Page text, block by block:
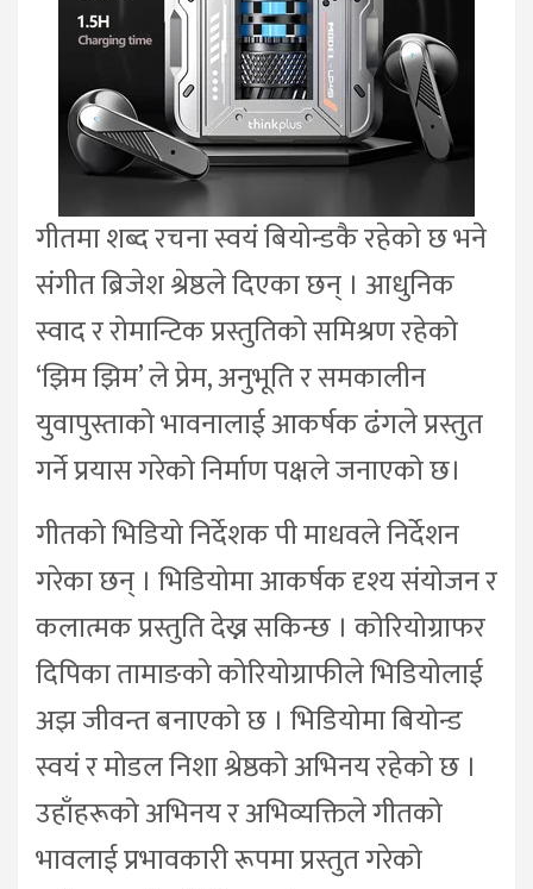
गीतमा शब्द रचना स्वयं बियोन्डकै रहेको छ भने
संगीत ब्रिजेश श्रेष्ठले दिएका छन् । आधुनिक
स्वाद र रोमान्टिक प्रस्तुतिको समिश्रण रहेको
‘झिम झिम’ ले प्रेम, अनुभूति र समकालीन
युवापुस्ताको भावनालाई आकर्षक ढंगले प्रस्तुत
गर्ने प्रयास गरेको निर्माण पक्षले जनाएको छ।
गीतको भिडियो निर्देशक पी माधवले निर्देशन
गरेका छन् । भिडियोमा आकर्षक दृश्य संयोजन र
कलात्मक प्रस्तुति देख्न सकिन्छ । कोरियोग्राफर
दिपिका तामाङको कोरियोग्राफीले भिडियोलाई
अझ जीवन्त बनाएको छ । भिडियोमा बियोन्ड
स्वयं र मोडल निशा श्रेष्ठको अभिनय रहेको छ ।
उहाँहरूको अभिनय र अभिव्यक्तिले गीतको
भावलाई प्रभावकारी रूपमा प्रस्तुत गरेको